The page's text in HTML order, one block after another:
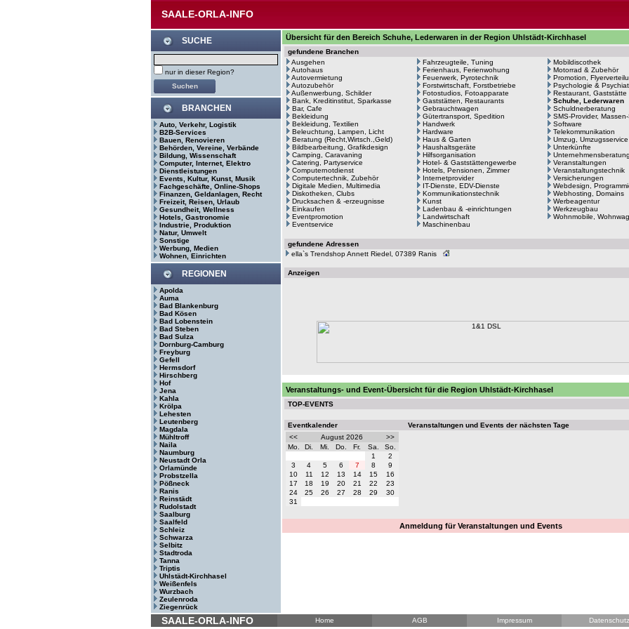
SAALE-ORLA-INFO
SUCHE
nur in dieser Region?
BRANCHEN
Auto, Verkehr, Logistik
B2B-Services
Bauen, Renovieren
Behörden, Vereine, Verbände
Bildung, Wissenschaft
Computer, Internet, Elektro
Dienstleistungen
Events, Kultur, Kunst, Musik
Fachgeschäfte, Online-Shops
Finanzen, Geldanlagen, Recht
Freizeit, Reisen, Urlaub
Gesundheit, Wellness
Hotels, Gastronomie
Industrie, Produktion
Natur, Umwelt
Sonstige
Werbung, Medien
Wohnen, Einrichten
REGIONEN
Apolda
Auma
Bad Blankenburg
Bad Kösen
Bad Lobenstein
Bad Steben
Bad Sulza
Dornburg-Camburg
Freyburg
Gefell
Hermsdorf
Hirschberg
Hof
Jena
Kahla
Krölpa
Lehesten
Leutenberg
Magdala
Mühltroff
Naila
Naumburg
Neustadt Orla
Orlamünde
Probstzella
Pößneck
Ranis
Reinstädt
Rudolstadt
Saalburg
Saalfeld
Schleiz
Schwarza
Selbitz
Stadtroda
Tanna
Triptis
Uhlstädt-Kirchhasel
Weißenfels
Wurzbach
Zeulenroda
Ziegenrück
Übersicht für den Bereich Schuhe, Lederwaren in der Region Uhlstädt-Kirchhasel
gefundene Branchen
Ausgehen
Autohaus
Autovermietung
Autozubehör
Außenwerbung, Schilder
Bank, Kreditinstitut, Sparkasse
Bar, Cafe
Bekleidung
Bekleidung, Textilien
Beleuchtung, Lampen, Licht
Beratung (Recht,Wirtsch.,Geld)
Bildbearbeitung, Grafikdesign
Camping, Caravaning
Catering, Partyservice
Computernotdienst
Computertechnik, Zubehör
Digitale Medien, Multimedia
Diskotheken, Clubs
Drucksachen & -erzeugnisse
Einkaufen
Eventpromotion
Eventservice
Fahrzeugteile, Tuning
Ferienhaus, Ferienwohung
Feuerwerk, Pyrotechnik
Forstwirtschaft, Forstbetriebe
Fotostudios, Fotoapparate
Gaststätten, Restaurants
Gebrauchtwagen
Gütertransport, Spedition
Handwerk
Hardware
Haus & Garten
Haushaltsgeräte
Hilfsorganisation
Hotel- & Gaststättengewerbe
Hotels, Pensionen, Zimmer
Internetprovider
IT-Dienste, EDV-Dienste
Kommunikationstechnik
Kunst
Ladenbau & -einrichtungen
Landwirtschaft
Maschinenbau
Mobildiscothek
Motorrad & Zubehör
Promotion,
Psychologie &
Restaurant, Gaststätte
Schuhe, Lederwaren
Schuldnerberatung
SMS-Provider,
Software
Telekommunikation
Umzug, Umzugsservice
Unterkünfte
Unternehmensberatung
Veranstaltungen
Veranstaltungstechnik
Versicherungen
Webdesign,
Webhosting, Domains
Werbeagentur
Werkzeugbau
Wohnmobile,
gefundene Adressen
ella`s Trendshop Annett Riedel, 07389 Ranis
Anzeigen
Veranstaltungs- und Event-Übersicht für die Region Uhlstädt-Kirchhasel
TOP-EVENTS
Eventkalender
Veranstaltungen und Events der nächsten Tage
<<
August 2026
>>
Mo.
Di. Mi. Do. Fr. Sa.
So.
1
2
3
4 5 6 7 8
9
10
11 12 13 14 15
16
17
18 19 20 21 22
23
24
25 26 27 28 29
30
31
Anmeldung für Veranstaltungen und Events
SAALE-ORLA-INFO Home AGB Impressum Datenschutz